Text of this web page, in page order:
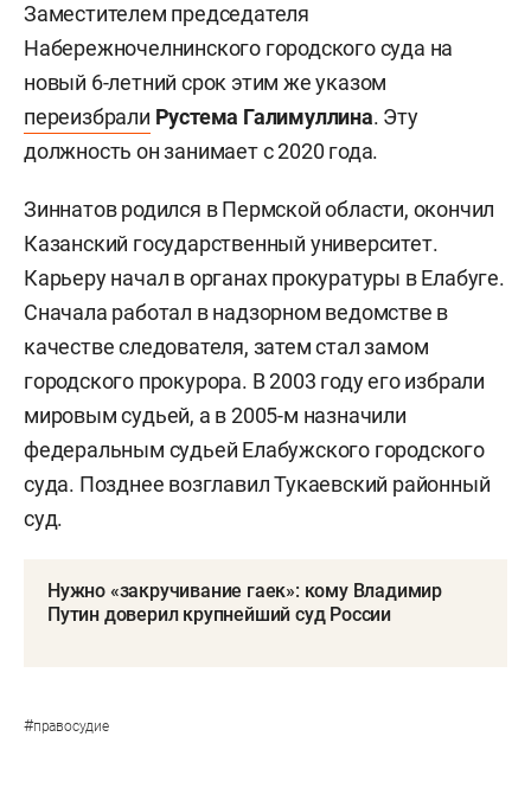
Заместителем председателя
Набережночелнинского городского суда на
новый 6-летний срок этим же указом
переизбрали Рустема Галимуллина. Эту
должность он занимает с 2020 года.
Зиннатов родился в Пермской области, окончил
Казанский государственный университет.
Карьеру начал в органах прокуратуры в Елабуге.
Сначала работал в надзорном ведомстве в
качестве следователя, затем стал замом
городского прокурора. В 2003 году его избрали
мировым судьей, а в 2005-м назначили
федеральным судьей Елабужского городского
суда. Позднее возглавил Тукаевский районный
суд.
Нужно «закручивание гаек»: кому Владимир
Путин доверил крупнейший суд России
#правосудие